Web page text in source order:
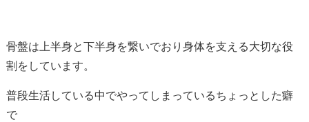
骨盤は上半身と下半身を繋いでおり身体を支える大切な役
割をしています。
普段生活している中でやってしまっているちょっとした癖
で